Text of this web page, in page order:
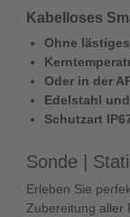
Kabelloses
Ohne
Oder in der
Edelstahl
Schutzart
Sonde |
Erleben Sie
Zubereitung aller